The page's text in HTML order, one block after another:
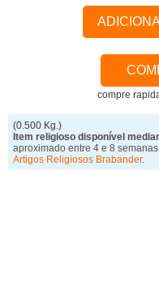
compre
(0.500 Kg.)
Item religioso disponível
aproximado entre 4 e 8
Artigos Religiosos Brabander.